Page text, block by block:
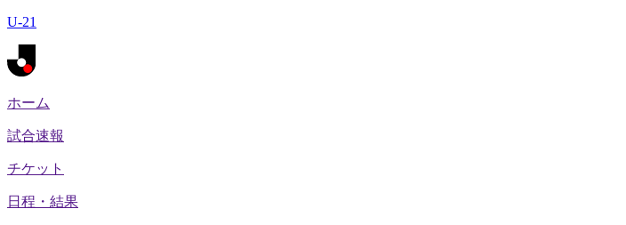
U-21
ホーム
試合速報
チケット
日程・結果